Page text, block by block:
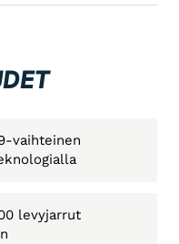
vaihteinen
levyjarrut